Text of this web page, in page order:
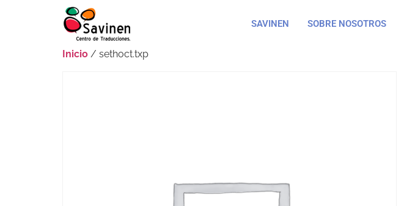
SAVINEN SOBRE NOSOTROS
Inicio / sethoct.txp